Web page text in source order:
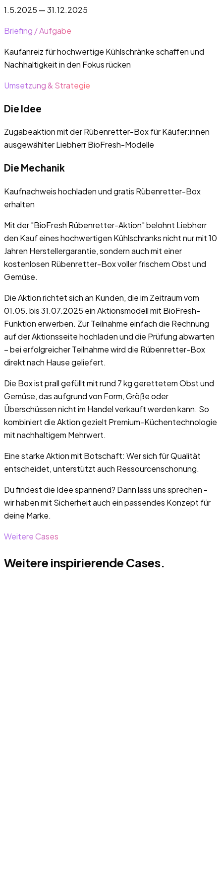
1.5.2025 — 31.12.2025
Briefing / Aufgabe
Kaufanreiz für hochwertige Kühlschränke schaffen und
Nachhaltigkeit in den Fokus rücken
Umsetzung & Strategie
Die Idee
Zugabeaktion mit der Rübenretter-Box für Käufer:innen
ausgewählter Liebherr BioFresh-Modelle
Die Mechanik
Kaufnachweis hochladen und gratis Rübenretter-Box
erhalten
Mit der "BioFresh Rübenretter-Aktion" belohnt Liebherr
den Kauf eines hochwertigen Kühlschranks nicht nur mit 10
Jahren Herstellergarantie, sondern auch mit einer
kostenlosen Rübenretter-Box voller frischem Obst und
Gemüse.
Die Aktion richtet sich an Kunden, die im Zeitraum vom
01.05. bis 31.07.2025 ein Aktionsmodell mit BioFresh-
Funktion erwerben. Zur Teilnahme einfach die Rechnung
auf der Aktionsseite hochladen und die Prüfung abwarten
– bei erfolgreicher Teilnahme wird die Rübenretter-Box
direkt nach Hause geliefert.
Die Box ist prall gefüllt mit rund 7 kg gerettetem Obst und
Gemüse, das aufgrund von Form, Größe oder
Überschüssen nicht im Handel verkauft werden kann. So
kombiniert die Aktion gezielt Premium-Küchentechnologie
mit nachhaltigem Mehrwert.
Eine starke Aktion mit Botschaft: Wer sich für Qualität
entscheidet, unterstützt auch Ressourcenschonung.
Du findest die Idee spannend? Dann lass uns sprechen -
wir haben mit Sicherheit auch ein passendes Konzept für
deine Marke.
Weitere Cases
Weitere inspirierende Cases.